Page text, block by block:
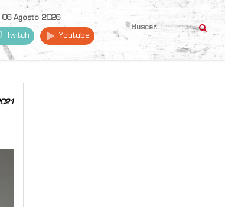
06 Agosto 2026
Twitch Youtube